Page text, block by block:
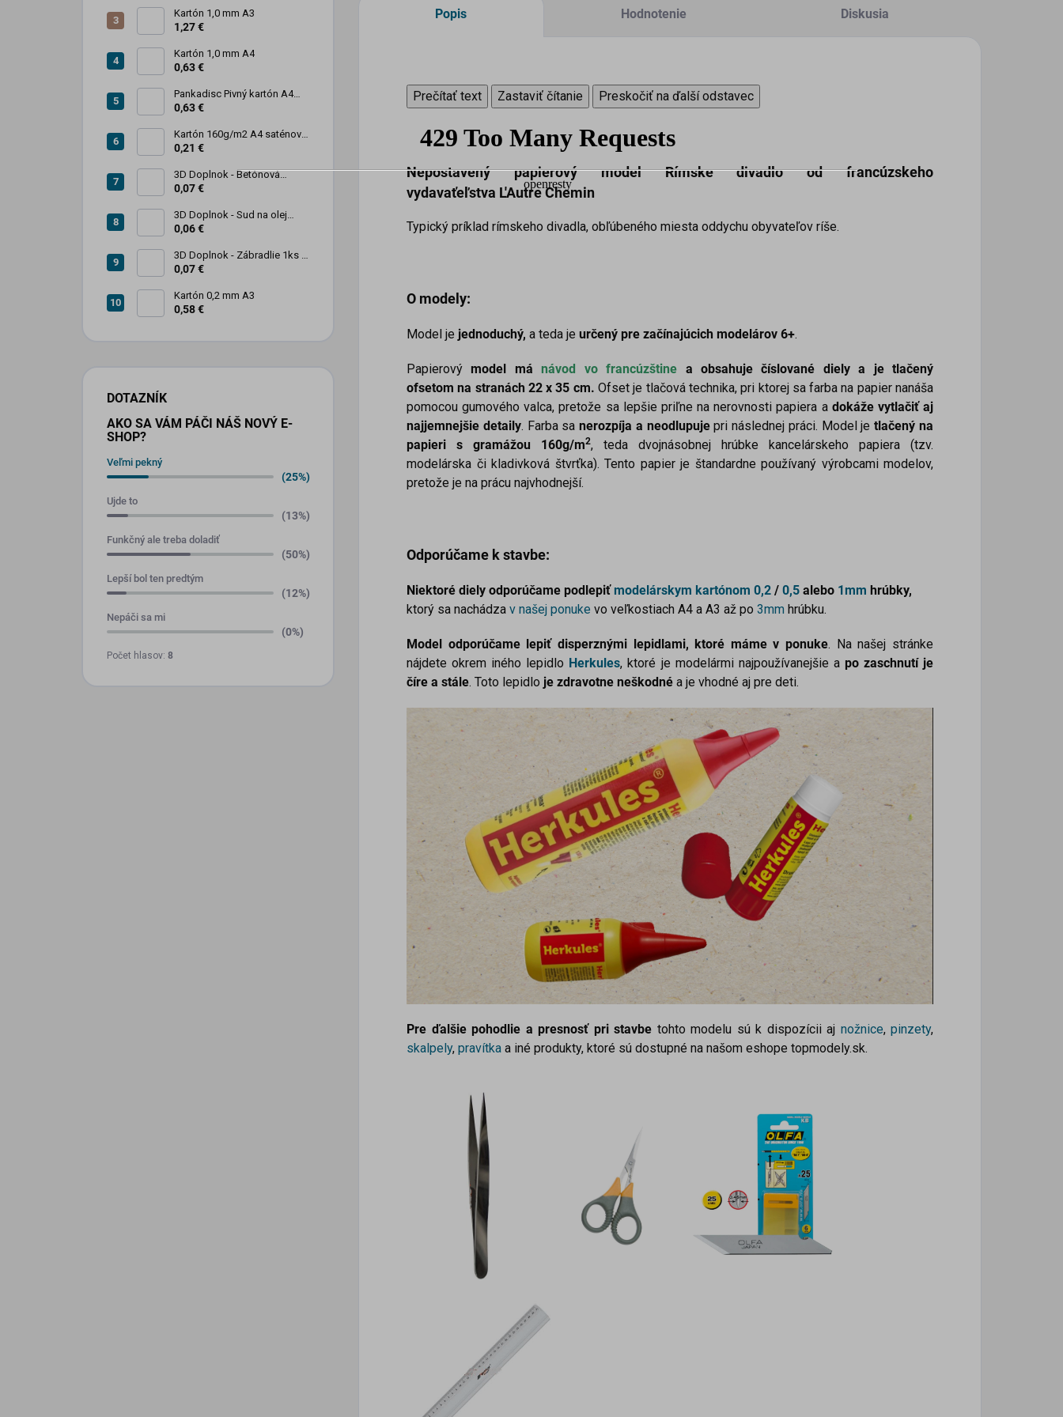
Kartón 1,0 mm A3
1,27 €
Kartón 1,0 mm A4
0,63 €
Pankadisc Pivný kartón A4
1mm 420g
0,63 €
Kartón 160g/m2 A4 saténový
biely povrch
0,21 €
3D Doplnok - Betónová
zábrana 1ks
0,07 €
3D Doplnok - Sud na olej
kovový 250L - 1ks
0,06 €
3D Doplnok - Zábradlie 1ks +
stojan 2ks
0,07 €
Kartón 0,2 mm A3
0,58 €
DOTAZNÍK
AKO SA VÁM PÁČI NÁŠ NOVÝ E-
SHOP?
Veľmi pekný
(25%)
Ujde to
(13%)
Funkčný ale treba doladiť
(50%)
Lepší bol ten predtým
(12%)
Nepáči sa mi
(0%)
Počet hlasov: 8
Popis Hodnotenie Diskusia
Prečítať text Zastaviť čítanie Preskočiť na ďalší odstavec
Nepostavený papierový model Rímske divadlo od francúzskeho
vydavaťeľstva L'Autre Chemin
Typický príklad rímskeho divadla, obľúbeného miesta oddychu obyvateľov ríše.
O modely:
Model je jednoduchý, a teda je určený pre začínajúcich modelárov 6+.
Papierový model mánávod vo francúzštine a obsahuje číslované diely a je tlačený
ofsetom na stranách 22 x 35 cm.Ofset je tlačová technika, pri ktorej sa farba na papier nanáša
pomocou gumového valca, pretože sa lepšie priľne na nerovnosti papiera a dokáže vytlačiť aj
najjemnejšie detaily. Farba sa nerozpíja a neodlupujepri následnej práci. Model jetlačený na
papieri s gramážou 160g/m2, teda dvojnásobnej hrúbke kancelárskeho papiera (tzv.
modelárska či kladivková štvrťka). Tento papier je štandardne používaný výrobcami modelov,
pretože je na prácu najvhodnejší.
Odporúčame k stavbe:
Niektoré diely odporúčame podlepiť modelárskym kartónom 0,2 / 0,5 alebo 1mm hrúbky,
ktorý sa nachádza v našej ponuke vo veľkostiach A4 a A3 až po 3mm hrúbku.
Model odporúčame lepiť disperznými lepidlami, ktoré máme v ponuke. Na našej stránke
nájdete okrem iného lepidlo Herkules, ktoré je modelármi najpoužívanejšie apo zaschnutí je
číre a stále. Toto lepidlo je zdravotne neškodné a je vhodné aj pre deti.
Pre ďalšie pohodlie a presnosť pri stavbe tohto modelu sú k dispozícii aj nožnice, pinzety,
skalpely, pravítka a iné produkty, ktoré sú dostupné na našom eshope topmodely.sk.